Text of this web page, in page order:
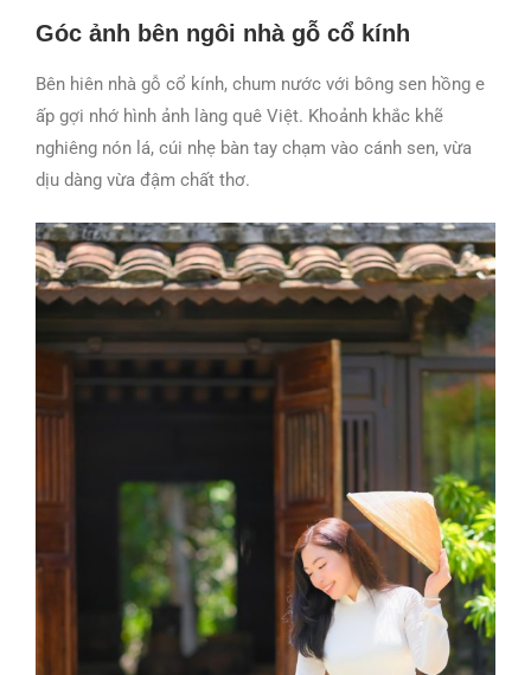
Góc ảnh bên ngôi nhà gỗ cổ kính
Bên hiên nhà gỗ cổ kính, chum nước với bông sen hồng e
ấp gợi nhớ hình ảnh làng quê Việt. Khoảnh khắc khẽ
nghiêng nón lá, cúi nhẹ bàn tay chạm vào cánh sen, vừa
dịu dàng vừa đậm chất thơ.